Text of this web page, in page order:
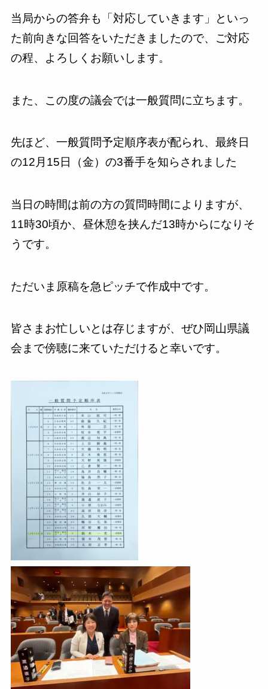
当局からの答弁も「対応していきます」といっ
た前向きな回答をいただきましたので、ご対応
の程、よろしくお願いします。
また、この度の議会では一般質問に立ちます。
先ほど、一般質問予定順序表が配られ、最終日
の12月15日（金）の3番手を知らされました
当日の時間は前の方の質問時間によりますが、
11時30頃か、昼休憩を挟んだ13時からになりそ
うです。
ただいま原稿を急ピッチで作成中です。
皆さまお忙しいとは存じますが、ぜひ岡山県議
会まで傍聴に来ていただけると幸いです。